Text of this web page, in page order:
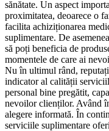
sănătate. Un aspect
proximitatea, deoarece o
facilita achiziționarea
suplimentare. De
să poți beneficia de
momentele de care ai
Nu în ultimul rând,
indicator al calității
personal bine pregătit,
nevoilor clienților. Având
alegere informată. În
serviciile suplimentare